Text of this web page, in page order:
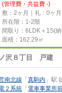
(管理費・共益費 -)
敷：2ヶ月｜礼：0ヶ月
所在階：1-2階
間取り：6LDK＋1S(
面積：162.29㎡
沢８丁目 戸建
南北線 「 真駒内 」駅
２系統 「 電車事業所